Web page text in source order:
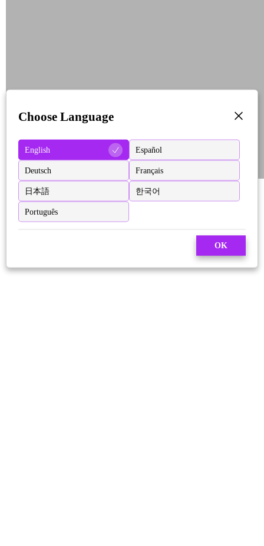
Choose Language
English Español
Deutsch Français
日本語 한국어
Português
OK